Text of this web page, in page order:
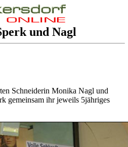
und Nagl
Schneiderin Monika Nagl und
gemeinsam ihr jeweils 5jähriges